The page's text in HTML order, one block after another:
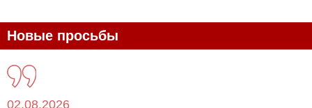
Новые просьбы
02.08.2026